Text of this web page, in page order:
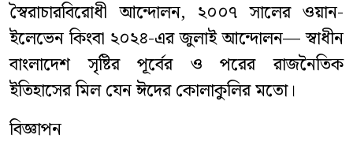
স্বৈরাচারবিরোধী আন্দোলন, ২০০৭ সালের ওয়ান-
ইলেভেন কিংবা ২০২৪-এর জুলাই আন্দোলন— স্বাধীন
বাংলাদেশ সৃষ্টির পূর্বের ও পরের রাজনৈতিক
ইতিহাসের মিল যেন ঈদের কোলাকুলির মতো।
বিজ্ঞাপন